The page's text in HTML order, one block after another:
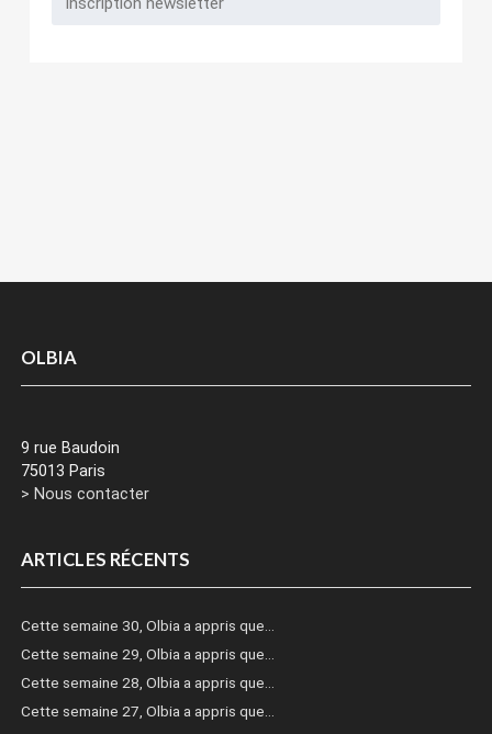
OLBIA
9 rue Baudoin
75013 Paris
> Nous contacter
ARTICLES RÉCENTS
Cette semaine 30, Olbia a appris que…
Cette semaine 29, Olbia a appris que…
Cette semaine 28, Olbia a appris que…
Cette semaine 27, Olbia a appris que…